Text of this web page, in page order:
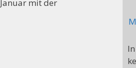
mit der
der Handballabteilung sucht